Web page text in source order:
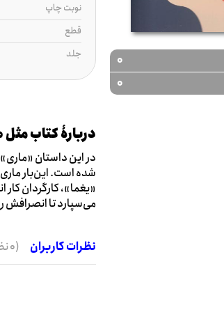
0
0
نوبت چاپ
قطع
جلد
دربارۀ کتاب
در این داستان
«یغما»، کارگردان
می‌سپارد تا انصرافش
نظرات کاربران (0 نظر)